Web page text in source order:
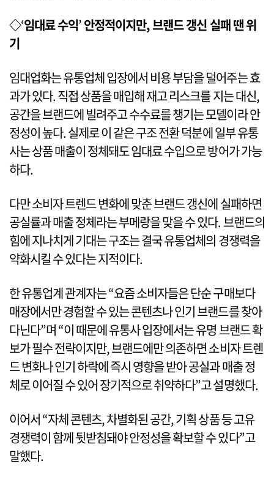
◇‘임대료 수익’안정적이지만, 브랜드 갱신 실패 땐 위
기
임대업화는 유통업체 입장에서 비용 부담을 덜어주는 효
과가 있다. 직접 상품을 매입해 재고 리스크를 지는 대신,
공간을 브랜드에 빌려주고 수수료를 챙기는 모델이라 안
정성이 높다. 실제로 이 같은 구조 전환 덕분에 일부 유통
사는 상품 매출이 정체돼도 임대료 수입으로 방어가 가능
하다.
다만 소비자 트렌드 변화에 맞춘 브랜드 갱신에 실패하면
공실률과 매출 정체라는 부메랑을 맞을 수 있다. 브랜드의
힘에 지나치게 기대는 구조는 결국 유통업체의 경쟁력을
약화시킬 수 있다는 지적이다.
한 유통업계 관계자는 “요즘 소비자들은 단순 구매보다
매장에서만 경험할 수 있는 콘텐츠나 인기 브랜드를 찾아
다닌다”며 “이 때문에 유통사 입장에서는 유명 브랜드 확
보가 필수 전략이지만, 브랜드에만 의존하면 소비자 트렌
드 변화나 인기 하락에 즉시 영향을 받아 공실과 매출 정
체로 이어질 수 있어 장기적으로 취약하다”고 설명했다.
이어서 “자체 콘텐츠, 차별화된 공간, 기획 상품 등 고유
경쟁력이 함께 뒷받침돼야 안정성을 확보할 수 있다”고
말했다.